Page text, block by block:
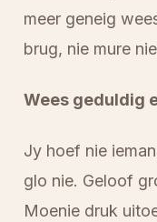
meer geneig
brug, nie mure
Wees geduldig
Jy hoef nie
glo nie. Geloof
Moenie druk